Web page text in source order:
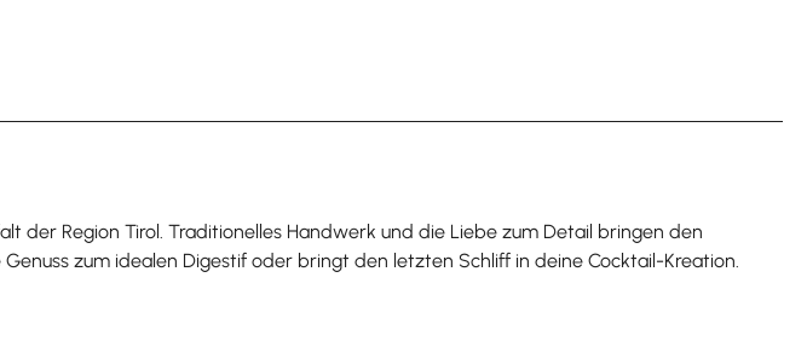
der Region Tirol. Traditionelles Handwerk und die Liebe zum Detail bringen den
zum idealen Digestif oder bringt den letzten Schliff in deine Cocktail-Kreation.